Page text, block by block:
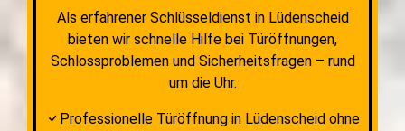
Als erfahrener Schlüsseldienst in Lüdenscheid
bieten wir schnelle Hilfe bei Türöffnungen,
Schlossproblemen und Sicherheitsfragen – rund
um die Uhr.
Professionelle Türöffnung in Lüdenscheid ohne